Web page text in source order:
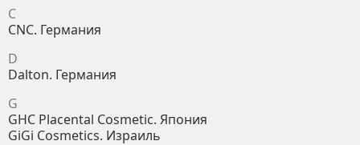
C
CNC. Германия
D
Dalton. Германия
G
GHC Placental Cosmetic. Япония
GiGi Cosmetics. Израиль